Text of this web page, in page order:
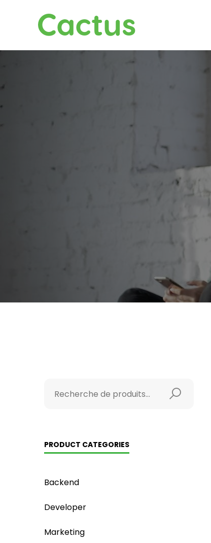
Cactus
PRODUCT CATEGORIES
Backend
Developer
Marketing